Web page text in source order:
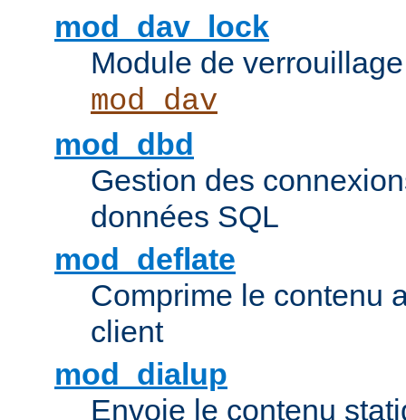
mod_dav_lock
Module de
mod_dav
mod_dbd
Gestion des
données SQL
mod_deflate
Comprime le contenu
client
mod_dialup
Envoie le contenu